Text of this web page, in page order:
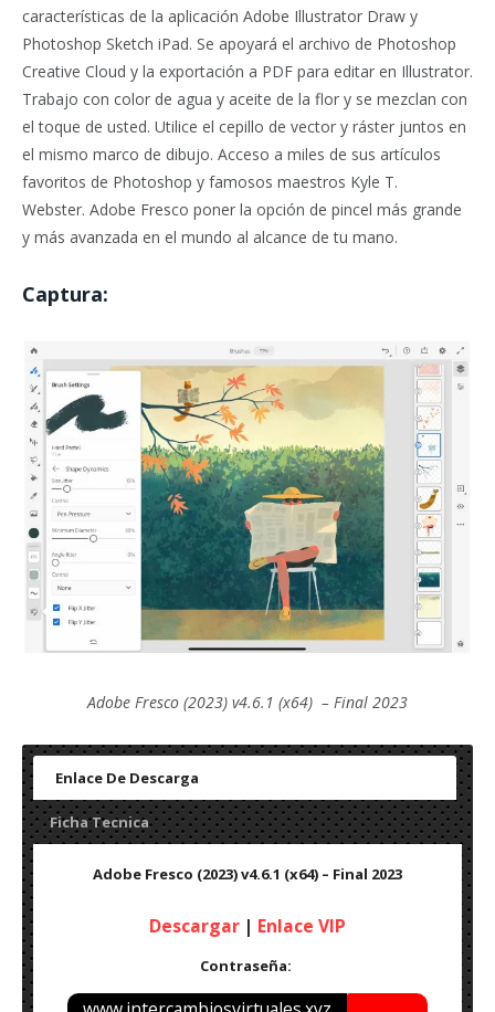
características de la aplicación Adobe Illustrator Draw y
Photoshop Sketch iPad. Se apoyará el archivo de Photoshop
Creative Cloud y la exportación a PDF para editar en Illustrator.
Trabajo con color de agua y aceite de la flor y se mezclan con
el toque de usted. Utilice el cepillo de vector y ráster juntos en
el mismo marco de dibujo. Acceso a miles de sus artículos
favoritos de Photoshop y famosos maestros Kyle T.
Webster. Adobe Fresco poner la opción de pincel más grande
y más avanzada en el mundo al alcance de tu mano.
Captura:
Adobe Fresco (2023) v4.6.1 (x64) – Final 2023
Enlace De Descarga
Ficha Tecnica
Adobe Fresco (2023) v4.6.1 (x64) – Final 2023
Descargar | Enlace VIP
Contraseña: